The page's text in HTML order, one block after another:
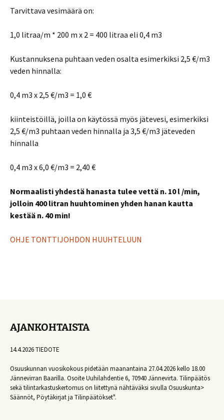
Tarvittava vesimäärä on:
1,0 litraa/m * 200 m x 2 = 400 litraa eli 0,4 m3
Kustannuksena puhtaan veden osalta esimerkiksi 2,5 €/m3
veden hinnalla:
0,4 m3 x 2,5 €/m3 = 1,0 €
kiinteistöillä, joilla on käytössä myös jätevesi, esimerkiksi
2,5 €/m3 puhtaan veden hinnalla ja 3,5 €/m3 jäteveden
hinnalla
0,4 m3 x 6,0 €/m3 = 2,40 €
Normaalisti yhdestä hanasta tulee vettä n. 10 l /min,
jolloin 400 litran huuhtominen yhden hanan kautta
kestää n. 40 min!
OHJE TONTTIJOHDON HUUHTELUUN
AJANKOHTAISTA
14.4.2026 TIEDOTE
Osuuskunnan vuosikokous pidetään maanantaina 27.04.2026 kello 18.00
Jännevirran Baarilla. Osoite Uuhilahdentie 6, 70940 Jännevirta. Tilinpäätös
sekä tilintarkastuskertomus on liitettynä nähtäväksi sivulla Osuuskunta>
Säännöt, Pöytäkirjat ja Tilinpäätökset".